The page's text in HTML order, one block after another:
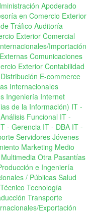
Apoderado
en Comercio Exterior
Tráfico Auditoría
Exterior Comercial
Importación
Comunicaciones
Exterior Contabilidad
Distribución E-commerce
Internacionales
Ingeniería Internet
de la Información) IT -
Funcional IT -
- Gerencia IT - DBA IT -
Servidores Jóvenes
Marketing Medio
Multimedia Otra Pasantías
e Ingeniería
/ Públicas Salud
Tecnología
Transporte
Exportación